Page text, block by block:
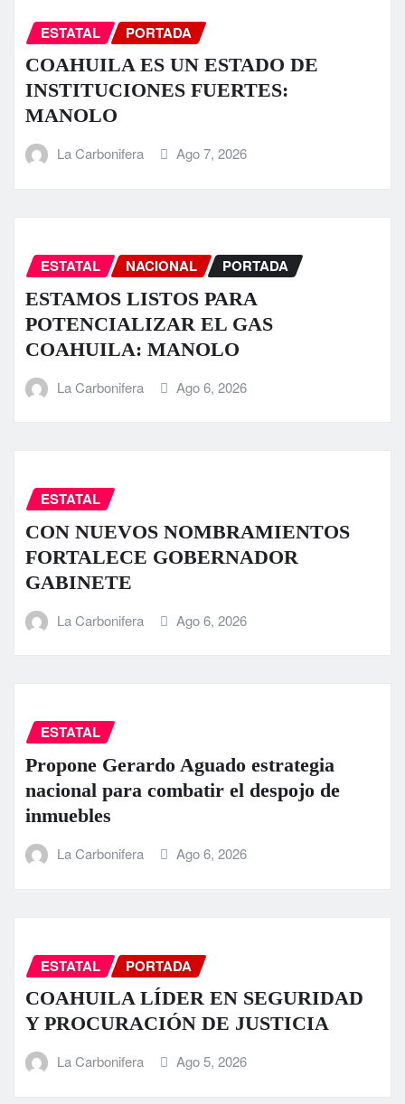
ESTATAL PORTADA
COAHUILA ES UN ESTADO DE
INSTITUCIONES FUERTES:
MANOLO
La Carbonifera Ago 7, 2026
ESTATAL NACIONAL PORTADA
ESTAMOS LISTOS PARA
POTENCIALIZAR EL GAS
COAHUILA: MANOLO
La Carbonifera Ago 6, 2026
ESTATAL
CON NUEVOS NOMBRAMIENTOS
FORTALECE GOBERNADOR
GABINETE
La Carbonifera Ago 6, 2026
ESTATAL
Propone Gerardo Aguado estrategia
nacional para combatir el despojo de
inmuebles
La Carbonifera Ago 6, 2026
ESTATAL PORTADA
COAHUILA LÍDER EN SEGURIDAD
Y PROCURACIÓN DE JUSTICIA
La Carbonifera Ago 5, 2026